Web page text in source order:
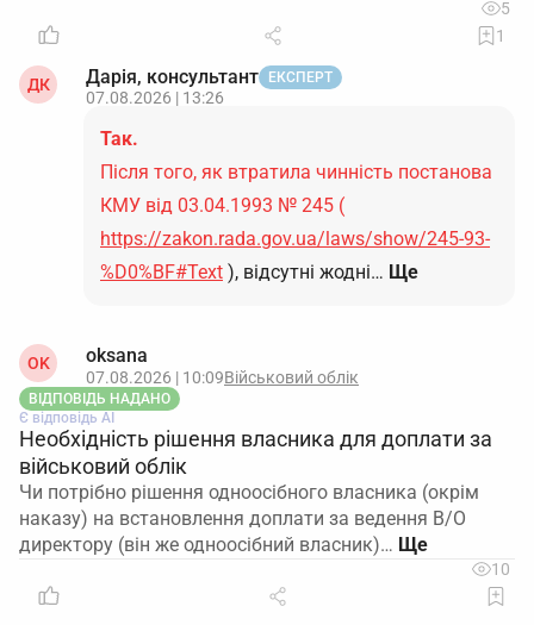
5
1
ДК Дарія, консультант ЕКСПЕРТ
07.08.2026 | 13:26
Так.
Після того, як втратила чинність постанова
КМУ від 03.04.1993 № 245 (
https://zakon.rada.gov.ua/laws/show/245-93-
%D0%BF#Text ), відсутні жодні… Ще
OK oksana
07.08.2026 | 10:09Військовий облік
ВІДПОВІДЬ НАДАНО
Є відповідь АІ
Необхідність рішення власника для доплати за
військовий облік
Чи потрібно рішення одноосібного власника (окрім
наказу) на встановлення доплати за ведення В/О
директору (він же одноосібний власник)…
10